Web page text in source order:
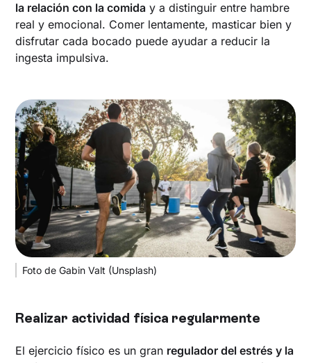
la relación con la comida y a distinguir entre hambre
real y emocional. Comer lentamente, masticar bien y
disfrutar cada bocado puede ayudar a reducir la
ingesta impulsiva.
Foto de Gabin Valt (Unsplash)
Realizar actividad física regularmente
El ejercicio físico es un gran regulador del estrés y la